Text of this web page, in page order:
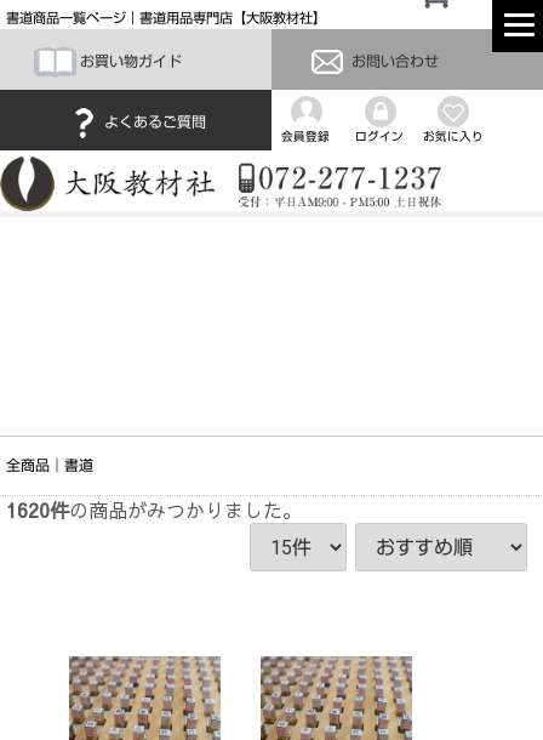
書道商品一覧ページ｜書道用品専門店【大阪教材社】
お買い物ガイド お問い合わせ
よくあるご質問
会員登録 ログイン お気に入り
全商品 書道
1620件の商品がみつかりました。